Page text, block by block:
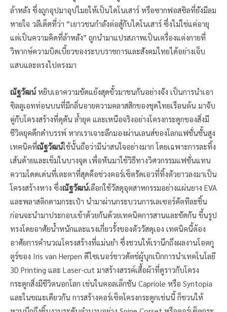
ล้าหลัง ซึ่งถูกอุปมาอุปไมยให้เป็นไดโนเสาร์ หรือซากฟอสซิลที่ยังมีลม
หายใจ วลีเด็ดที่ว่า “เยาวชนกำลังต่อสู้กับไดโนเสาร์ ซึ่งไม่ใช่แค่อายุ
แต่เป็นความคิดที่ล้าหลัง” ถูกนำมาแปรสภาพเป็นเครื่องแต่งกายที่
วิพากษ์ความบิดเบี้ยวของระบบราชการและสังคมไทยได้อย่างเจ็บ
แสบและตรงไปตรงมา
ณัฐวัฒน์ หยิบเอาความขัดแย้งสุดขั้วมาชนกันอย่างจัง เป็นการนำเอา
ซิลลูเอทท่อนบนที่มีกลิ่นอายความคลาสสิกของชุดไทยเรือนต้น มาจับ
คู่กับโครงสร้างที่ดุดัน ล้ำยุค และเหนือจริงอย่างโครงกระดูกของสิ่งมี
ชีวิตยุคดึกดำบรรพ์ หากเราเจาะลึกมองผ่านเลนส์ของโลกแฟชั่นชั้นสูง
เทคนิคที่ณัฐวัฒน์ใช้นั้นถือว่ามีน่าสนใจอย่างมาก โดยเฉพาะการละทิ้ง
เส้นด้ายและเข็มในบางจุด เพื่อหันมาใช้วิธีทางวิศวกรรมแฟชั่นแทน
ความโดดเด่นที่เตะตาที่สุดคือช่วงคอร์เซ็ตรัดเอวที่ทิ้งตัวยาวลงมาเป็น
โครงสร้างหาง ซึ่งณัฐวัฒน์เลือกใช้วัสดุอุตสาหกรรมอย่างแผ่นยาง EVA
และพลาสติกดามกระเป๋า นำมาผ่านกระบวนการเลเซอร์คัตทีละชิ้น
ก่อนจะนำมาประกอบเข้าด้วยกันด้วยเทคนิคการสานและขัดกัน ขึ้นรูป
ทรงโดยอาศัยน้ำหนักและแรงเกี่ยวรั้งของตัววัสดุเอง เทคนิคนี้ต้อง
อาศัยการคำนวณโครงสร้างที่แม่นยำ ซึ่งชวนให้เรานึกถึงผลงานโอตกู
ตูร์ของ Iris van Herpen ดีไซเนอร์ชาวดัตช์ผู้บุกเบิกการนำเทคโนโลยี
3D Printing และ Laser-cut มาสร้างสรรค์เสื้อผ้าที่ดูราวกับโครง
กระดูกสิ่งมีชีวิตนอกโลก เช่นในคอลเล็กชัน Capriole หรือ Syntopia
และในขณะเดียวกัน การสร้างคอร์เซ็ตโครงกระดูกเช่นนี้ ก็ชวนให้